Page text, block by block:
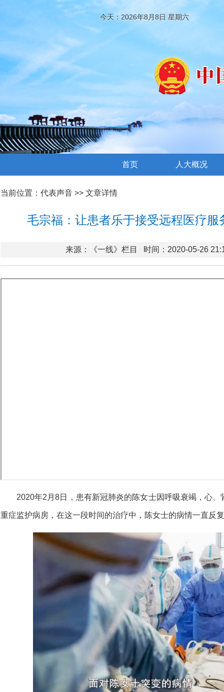
今天：2026年8月8日 星期六
首页 人大概况
当前位置： 代表声音 >> 文章详情
毛宗福：让患者乐于接受远程医疗
来源：《一线》栏目 时间：2020-05-26
2020年2月8日，患有新冠肺炎的陈女士因呼吸衰竭，心
重症监护病房，在这一段时间的治疗中，陈女士的病情一直反